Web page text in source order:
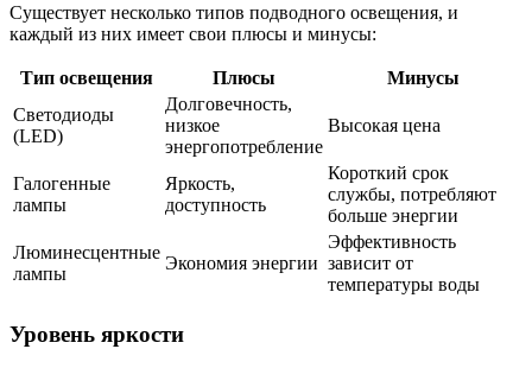
Существует несколько типов подводного освещения, и
каждый из них имеет свои плюсы и минусы:
Тип освещения Плюсы
Минусы
Светодиоды
(LED)
Долговечность,
низкое
энергопотребление
Высокая цена
Галогенные
лампы
Яркость,
доступность
Короткий срок
службы, потребляют
больше энергии
Люминесцентные
лампы
Экономия энергии
Эффективность
зависит от
температуры воды
Уровень яркости